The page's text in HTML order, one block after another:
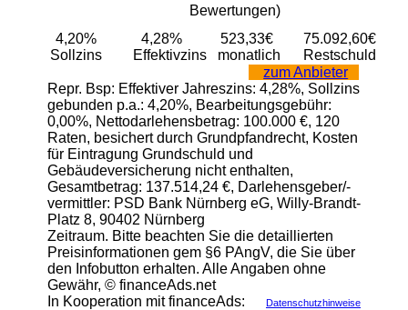
Bewertungen)
4,20%
Sollzins
4,28%
Effektivzins
523,33€
monatlich
75.092,60€
Restschuld
zum Anbieter
Repr. Bsp: Effektiver Jahreszins: 4,28%, Sollzins
gebunden p.a.: 4,20%, Bearbeitungsgebühr:
0,00%, Nettodarlehensbetrag: 100.000 €, 120
Raten, besichert durch Grundpfandrecht, Kosten
für Eintragung Grundschuld und
Gebäudeversicherung nicht enthalten,
Gesamtbetrag: 137.514,24 €, Darlehensgeber/-
vermittler: PSD Bank Nürnberg eG, Willy-Brandt-
Platz 8, 90402 Nürnberg
Zeitraum. Bitte beachten Sie die detaillierten
Preisinformationen gem §6 PAngV, die Sie über
den Infobutton erhalten. Alle Angaben ohne
Gewähr, © financeAds.net
In Kooperation mit financeAds:
Datenschutzhinweise